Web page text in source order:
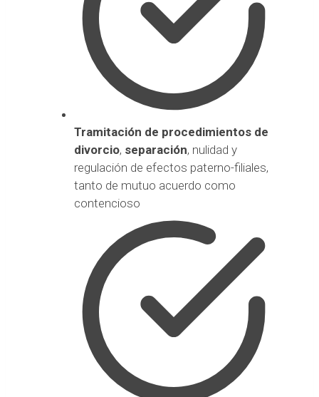
Tramitación de procedimientos de
divorcio, separación, nulidad y
regulación de efectos paterno-filiales,
tanto de mutuo acuerdo como
contencioso